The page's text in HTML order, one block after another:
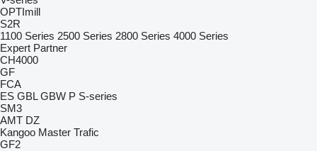
OPTImill
S2R
1100 Series 2500 Series 2800 Series 4000 Series
Expert Partner
CH4000
GF
FCA
ES GBL GBW P S-series
SM3
AMT DZ
Kangoo Master Trafic
GF2